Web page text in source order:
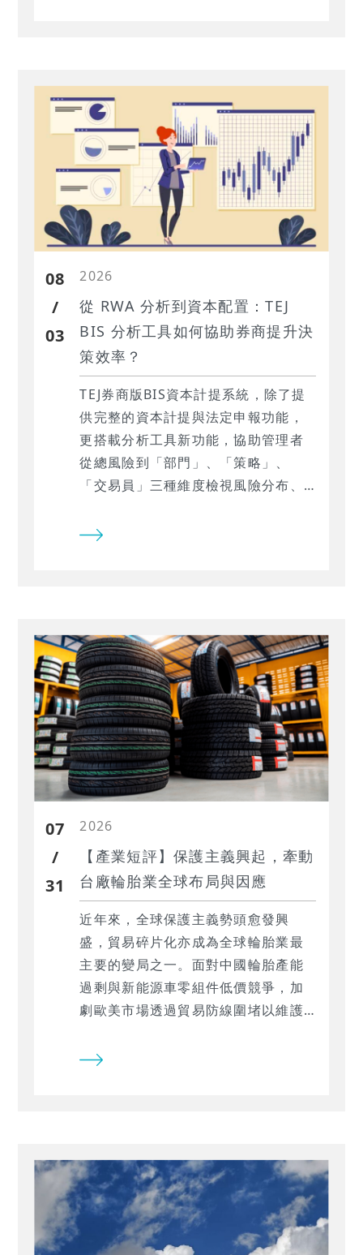
08
/
03
2026
從 RWA 分析到資本配置：TEJ
BIS 分析工具如何協助券商提升決
策效率？
TEJ券商版BIS資本計提系統，除了提
供完整的資本計提與法定申報功能，
更搭載分析工具新功能，協助管理者
從總風險到「部門」、「策略」、
「交易員」三種維度檢視風險分布、
計提系統從法遵工具進一步成為資本
07
/
31
2026
【產業短評】保護主義興起，牽動
台廠輪胎業全球布局與因應
近年來，全球保護主義勢頭愈發興
盛，貿易碎片化亦成為全球輪胎業最
主要的變局之一。面對中國輪胎產能
過剩與新能源車零組件低價競爭，加
劇歐美市場透過貿易防線圍堵以維護
思考供應鏈布局是否需要進行新一輪